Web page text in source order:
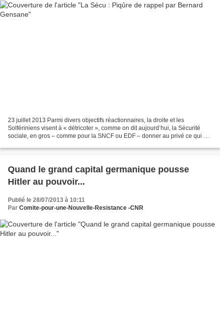
23 juillet 2013 Parmi divers objectifs réactionnaires, la droite et les
Solfériniens visent à « détricoter », comme on dit aujourd’hui, la Sécurité
sociale, en gros – comme pour la SNCF ou EDF – donner au privé ce qui est
Quand le grand capital germanique pousse
Hitler au pouvoir...
Publié le 28/07/2013 à 10:11
Par Comite-pour-une-Nouvelle-Resistance -CNR